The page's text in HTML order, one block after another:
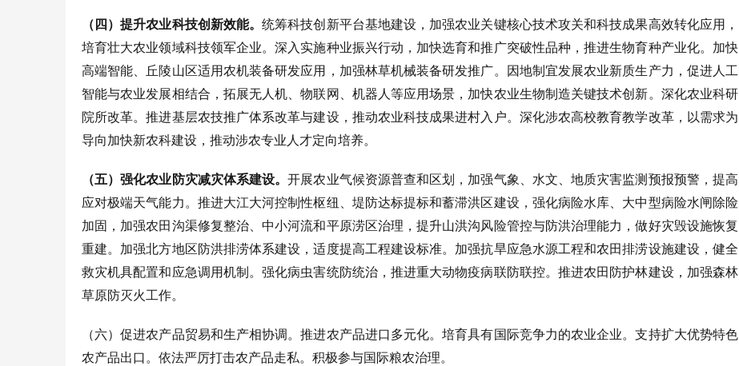
（四）提升农业科技创新效能。统筹科技创新平台基地建设，加强农业关键核心技术攻关和科技成果高效转化应用，
培育壮大农业领域科技领军企业。深入实施种业振兴行动，加快选育和推广突破性品种，推进生物育种产业化。加快
高端智能、丘陵山区适用农机装备研发应用，加强林草机械装备研发推广。因地制宜发展农业新质生产力，促进人工
智能与农业发展相结合，拓展无人机、物联网、机器人等应用场景，加快农业生物制造关键技术创新。深化农业科研
院所改革。推进基层农技推广体系改革与建设，推动农业科技成果进村入户。深化涉农高校教育教学改革，以需求为
导向加快新农科建设，推动涉农专业人才定向培养。
（五）强化农业防灾减灾体系建设。开展农业气候资源普查和区划，加强气象、水文、地质灾害监测预报预警，提高
应对极端天气能力。推进大江大河控制性枢纽、堤防达标提标和蓄滞洪区建设，强化病险水库、大中型病险水闸除险
加固，加强农田沟渠修复整治、中小河流和平原涝区治理，提升山洪沟风险管控与防洪治理能力，做好灾毁设施恢复
重建。加强北方地区防洪排涝体系建设，适度提高工程建设标准。加强抗旱应急水源工程和农田排涝设施建设，健全
救灾机具配置和应急调用机制。强化病虫害统防统治，推进重大动物疫病联防联控。推进农田防护林建设，加强森林
草原防灭火工作。
（六）促进农产品贸易和生产相协调。推进农产品进口多元化。培育具有国际竞争力的农业企业。支持扩大优势特色
农产品出口。依法严厉打击农产品走私。积极参与国际粮农治理。